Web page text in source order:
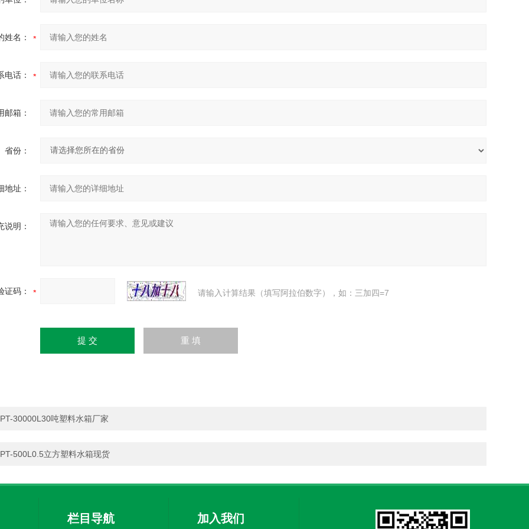
姓名：
电话：
邮箱：
省份：
地址：
说明：
证码： 请输入计算结果（填写阿拉伯数字），如：三加四=7
PT-30000L30吨塑料水箱厂家
PT-500L0.5立方塑料水箱现货
栏目导航 加入我们